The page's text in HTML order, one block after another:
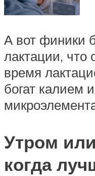
А вот финики
лактации, что
время
богат калием
Утром
когда